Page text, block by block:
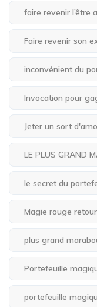
faire revenir l’être
Faire revenir son
inconvénient du
Invocation pour
Jeter un sort
LE PLUS GRAND
le secret du
Magie rouge
plus grand
Portefeuille
portefeuille